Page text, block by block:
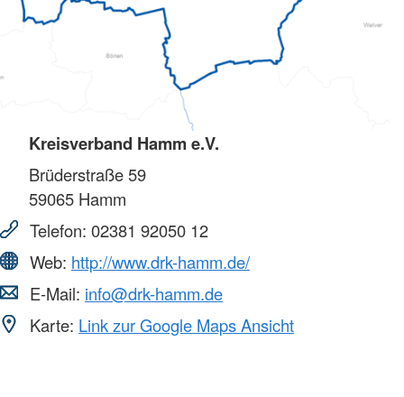
Kreisverband Hamm e.V.
Brüderstraße 59
59065 Hamm
Telefon: 02381 92050 12
Web: http://www.drk-hamm.de/
E-Mail: info@drk-hamm.de
Karte: Link zur Google Maps Ansicht